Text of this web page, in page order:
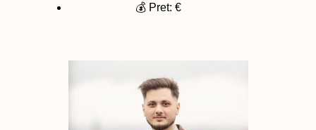
💰 Pret: €